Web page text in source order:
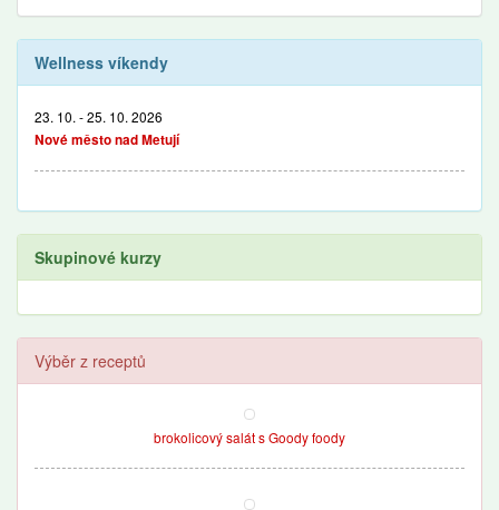
Wellness víkendy
23. 10. - 25. 10. 2026
Nové město nad Metují
Skupinové kurzy
Výběr z receptů
brokolicový salát s Goody foody